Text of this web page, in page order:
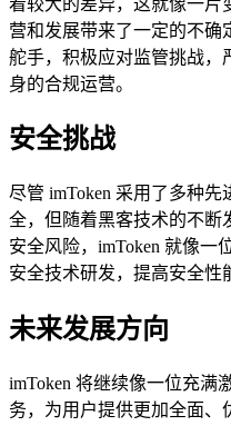
营和发展带来了一定的不确
舵手，积极应对监管挑战，
身的合规运营。
安全挑战
尽管 imToken 采用了多种
全，但随着黑客技术的不断
安全风险，imToken 就像一
安全技术研发，提高安全性
未来发展方向
imToken 将继续像一位充满
务，为用户提供更加全面、